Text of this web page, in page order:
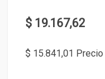
$ 19.167,62
$ 15.841,01